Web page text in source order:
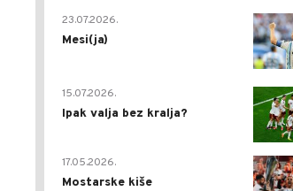
23.07.2026.
Mesi(ja)
15.07.2026.
Ipak valja bez kralja?
17.05.2026.
Mostarske kiše